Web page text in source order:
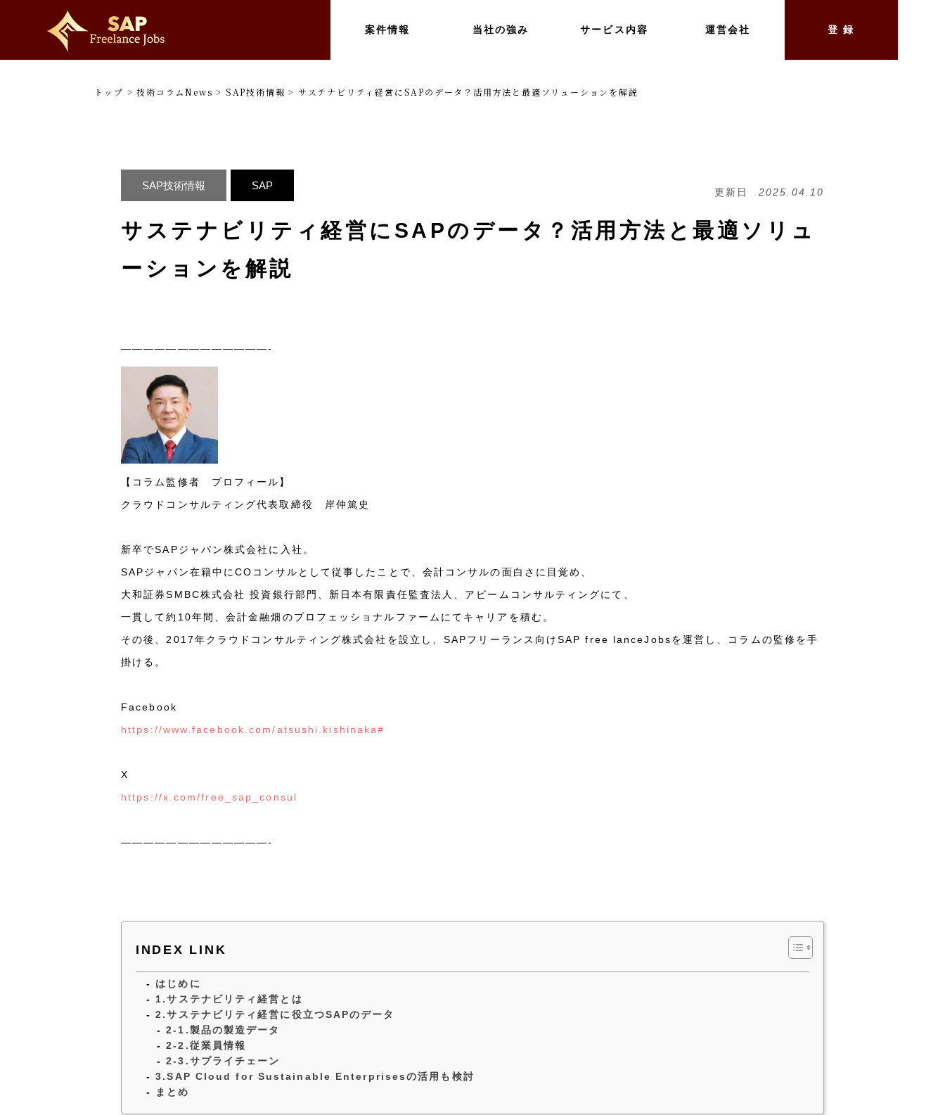
案件情報 当社の強み サービス内容 運営会社 登 録
トップ >技術コラムNews > SAP技術情報 > サステナビリティ経営にSAPのデータ？活用方法と最適ソリューションを解説
SAP技術情報 SAP
更新日 2025.04.10
サステナビリティ経営にSAPのデータ？活用方法と最適ソリュ
ーションを解説
—————————————-
【コラム監修者 プロフィール】
クラウドコンサルティング代表取締役 岸仲篤史
新卒でSAPジャパン株式会社に入社。
SAPジャパン在籍中にCOコンサルとして従事したことで、会計コンサルの面白さに目覚め、
大和証券SMBC株式会社 投資銀行部門、新日本有限責任監査法人、アビームコンサルティングにて、
一貫して約10年間、会計金融畑のプロフェッショナルファームにてキャリアを積む。
その後、2017年クラウドコンサルティング株式会社を設立し、SAPフリーランス向けSAP free lanceJobsを運営し、コラムの監修を手
掛ける。
Facebook
https://www.facebook.com/atsushi.kishinaka#
X
https://x.com/free_sap_consul
—————————————-
INDEX LINK
はじめに
1.サステナビリティ経営とは
2.サステナビリティ経営に役立つSAPのデータ
2-1.製品の製造データ
2-2.従業員情報
2-3.サプライチェーン
3.SAP Cloud for Sustainable Enterprisesの活用も検討
まとめ